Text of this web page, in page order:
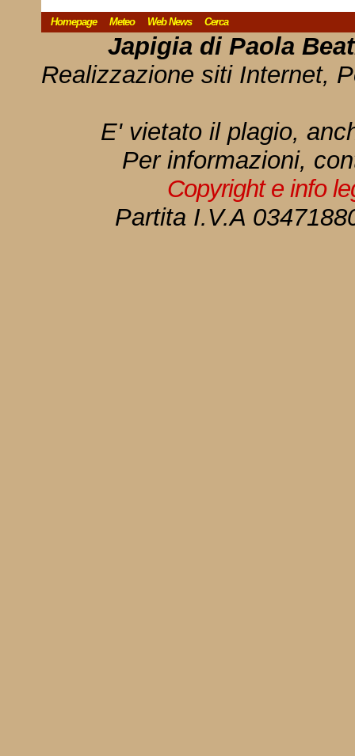
Homepage Meteo Web News Cerca
Japigia di Paola
Realizzazione siti Internet,
E' vietato il plagio,
Per informazioni,
Copyright e info
Partita I.V.A